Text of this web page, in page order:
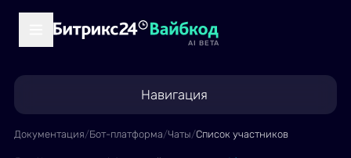
AI BETA
Навигация
Документация/Бот-платформа/Чаты/Список участников